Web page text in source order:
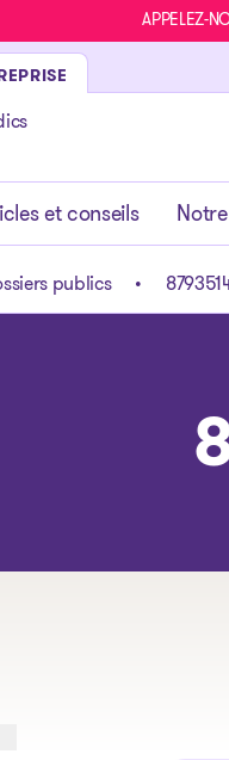
APPELEZ-
et conseils
publics